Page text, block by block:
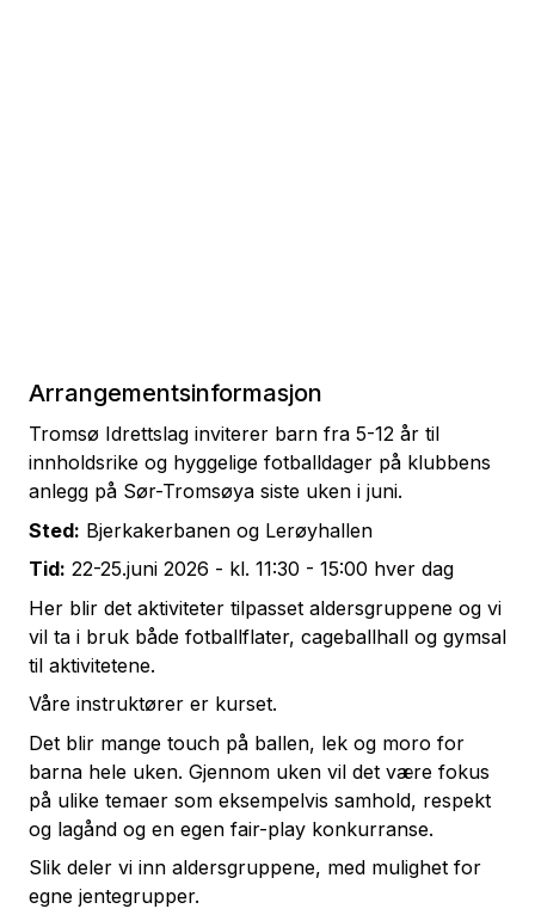
Arrangementsinformasjon
Tromsø Idrettslag inviterer barn fra 5-12 år til
innholdsrike og hyggelige fotballdager på klubbens
anlegg på Sør-Tromsøya siste uken i juni.
Sted: Bjerkakerbanen og Lerøyhallen
Tid: 22-25.juni 2026 - kl. 11:30 - 15:00 hver dag
Her blir det aktiviteter tilpasset aldersgruppene og vi
vil ta i bruk både fotballflater, cageballhall og gymsal
til aktivitetene.
Våre instruktører er kurset.
Det blir mange touch på ballen, lek og moro for
barna hele uken. Gjennom uken vil det være fokus
på ulike temaer som eksempelvis samhold, respekt
og lagånd og en egen fair-play konkurranse.
Slik deler vi inn aldersgruppene, med mulighet for
egne jentegrupper.